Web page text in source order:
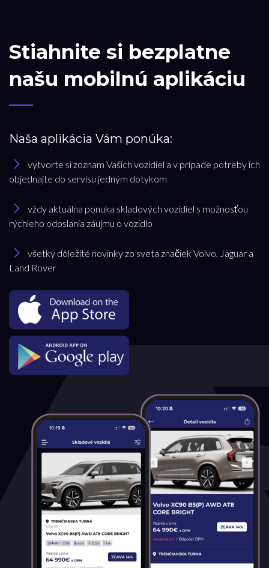
Stiahnite si bezplatne
našu mobilnú aplikáciu
Naša aplikácia Vám ponúka:
vytvorte si zoznam Vašich vozidiel a v prípade potreby ich
objednajte do servisu jedným dotykom
vždy aktuálna ponuka skladových vozidiel s možnosťou
rýchleho odoslania záujmu o vozidlo
všetky dôležité novinky zo sveta značiek Volvo, Jaguar a
Land Rover